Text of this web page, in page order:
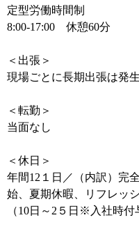
定型労働時間制
8:00-17:00 休憩60分
＜出張＞
現場ごとに長期出張は発
＜転勤＞
当面なし
＜休日＞
年間12１日／（内訳）完
始、夏期休暇、リフレッ
（10日～2５日※入社時